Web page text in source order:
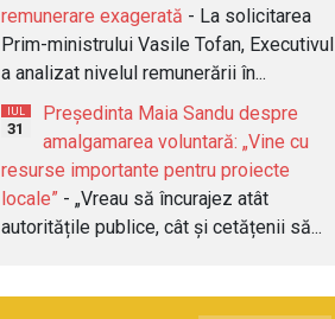
remunerare exagerată - La solicitarea
Prim-ministrului Vasile Tofan, Executivul
a analizat nivelul remunerării în...
IUL
31
Președinta Maia Sandu despre
amalgamarea voluntară: „Vine cu
resurse importante pentru proiecte
locale” - „Vreau să încurajez atât
autoritățile publice, cât și cetățenii să...